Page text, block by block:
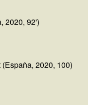
2020, 92')
2020, 100)